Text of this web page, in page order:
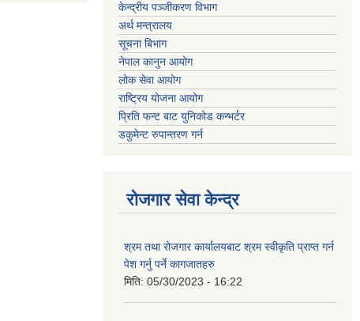
केन्द्रीय पञ्जीकरण विभाग
अर्थ मन्त्रालय
सूचना बिभाग
नेपाल कानुन आयोग
लोक सेवा आयोग
राष्ट्रिय योजना आयोग
प्रिति फन्ट बाट युनिकोड कन्भर्टर
डकुमेन्ट रुपान्तरण गर्न
रोजगार सेवा केन्द्र
श्रम तथा रोजगार कार्यालयबाट श्रम स्वीकृति प्राप्त गर्न
पेश गर्नु पर्ने कागजातहरु
मिति: 05/30/2023 - 16:22